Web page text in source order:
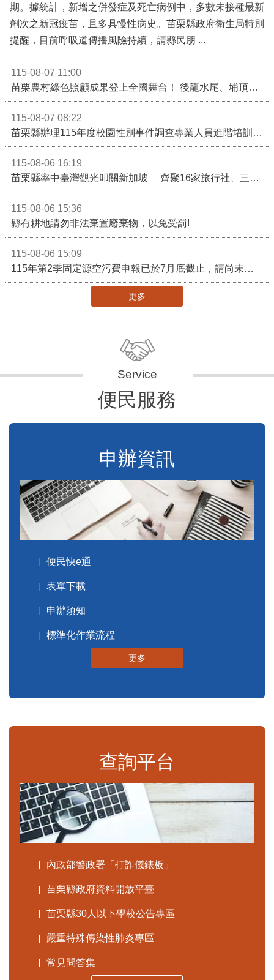
期。據統計，新增之併發症及死亡病例中，多數未接種最新
劑次之新冠疫苗，且多具慢性病史。苗栗縣政府衛生局特別
提醒，目前呼吸道傳播風險持續，請縣民朋 ...
115-08-07 11:00
苗栗農村綠色照顧成果登上全國舞台！ 後龍水尾、埔頂社區前進2026高齡健康產業博覽會
115-08-07 08:22
苗栗縣辦理115年度校園性別事件調查專業人員進階培訓 深化調查實務能力 持續打造安全友善校園
115-08-06 16:19
苗栗縣率中臺灣觀光叩關新加坡 齊聚16家旅行社、三大航空 NATAS旅展開賣主題遊程
115-08-06 15:36
縣有耕地請勿非法棄置廢棄物，以免受罰!
115-08-06 15:09
115年第2季固定源空污費申報已於7月底截止，請尚未申報公私場所儘速完成申繳，以免面臨滯納金及罰鍰!
更多
便民服務
申辦資訊
便民快e通
表單下載
申辦須知
標準化作業流程
更多
查詢平台
內政部警政署「打詐儀錶板」
苗栗縣政府資料開放平臺
苗栗縣30人以下學校公告專區
嚴重特殊傳染性肺炎專區
常見問答集